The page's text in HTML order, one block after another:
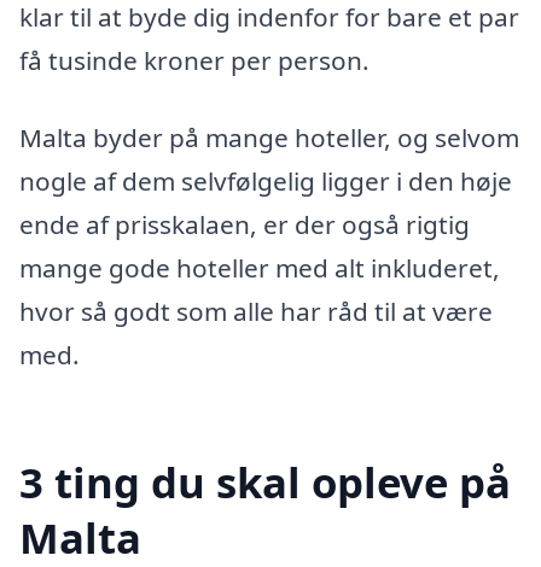
klar til at byde dig indenfor for bare et par
få tusinde kroner per person.
Malta byder på mange hoteller, og selvom
nogle af dem selvfølgelig ligger i den høje
ende af prisskalaen, er der også rigtig
mange gode hoteller med alt inkluderet,
hvor så godt som alle har råd til at være
med.
3 ting du skal opleve på
Malta